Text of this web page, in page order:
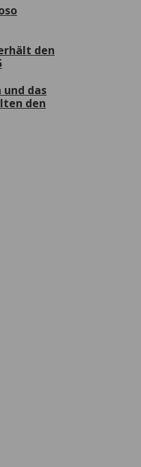
den
und das
den